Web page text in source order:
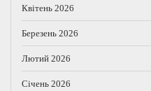
Квітень 2026
Березень 2026
Лютий 2026
Січень 2026